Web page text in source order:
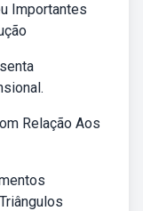
Importantes
Relação Aos